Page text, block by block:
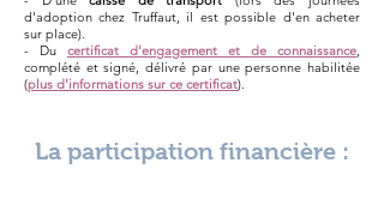
d'adoption chez Truffaut, il est possible d'en acheter
sur place).
- Du certificat d'engagement et de connaissance,
complété et signé, délivré par une personne habilitée
(plus d'informations sur ce certificat).
La participation financière :